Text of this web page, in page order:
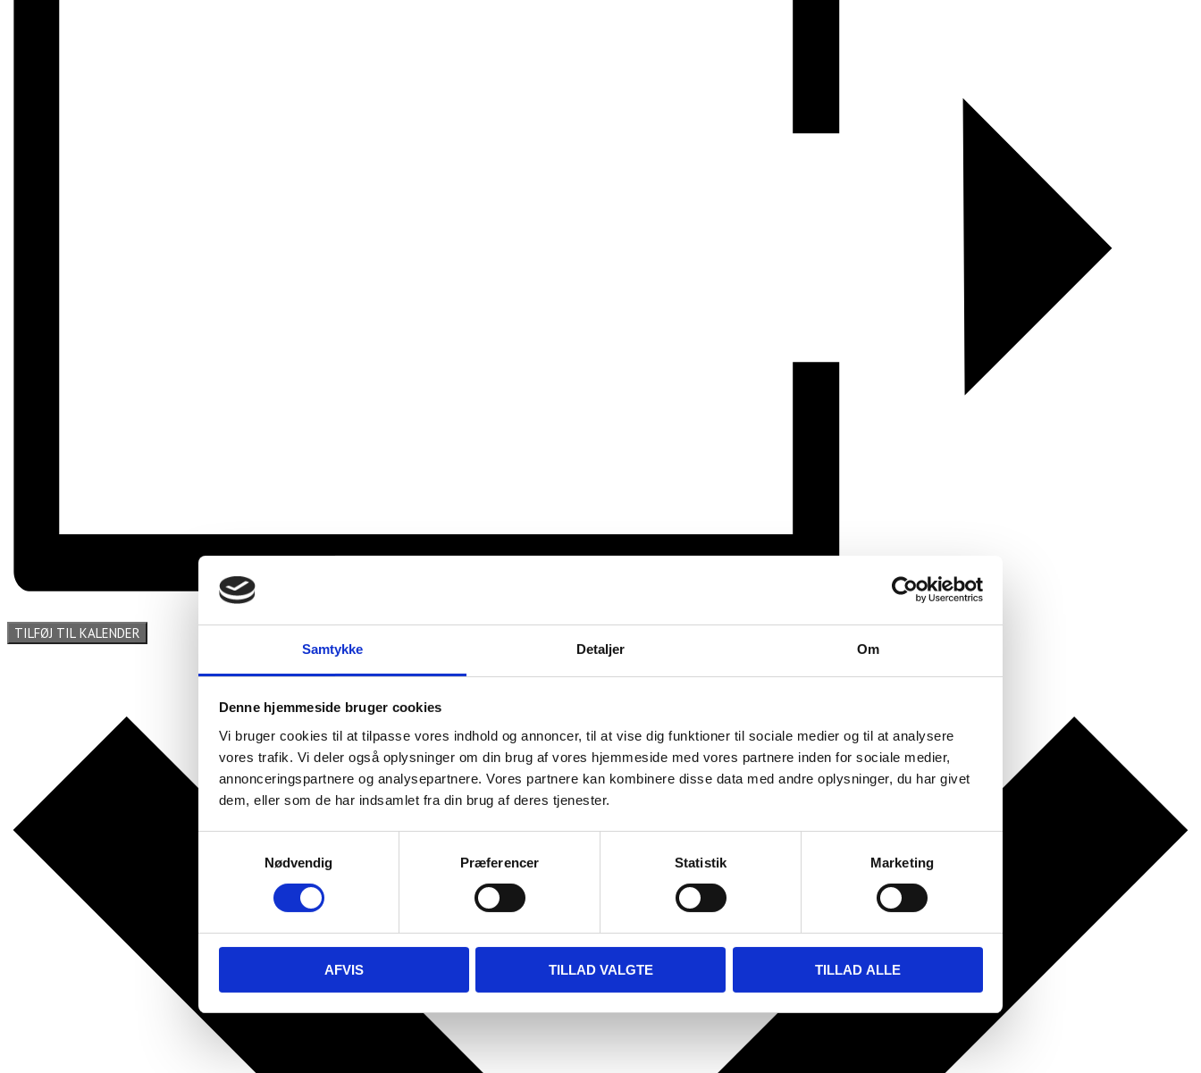
Samtykke Detaljer Om
Denne hjemmeside bruger cookies
Vi bruger cookies til at tilpasse vores indhold og annoncer, til at vise dig funktioner til sociale medier og til at analysere
vores trafik. Vi deler også oplysninger om din brug af vores hjemmeside med vores partnere inden for sociale medier,
annonceringspartnere og analysepartnere. Vores partnere kan kombinere disse data med andre oplysninger, du har givet
dem, eller som de har indsamlet fra din brug af deres tjenester.
Nødvendig
Præferencer Statistik Marketing
AFVIS TILLAD VALGTE TILLAD ALLE
TILFØJ TIL KALENDER